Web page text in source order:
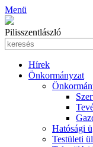
Menü
Pilisszentlászló
Hírek
Önkormányzat
Hatósági
Testületi